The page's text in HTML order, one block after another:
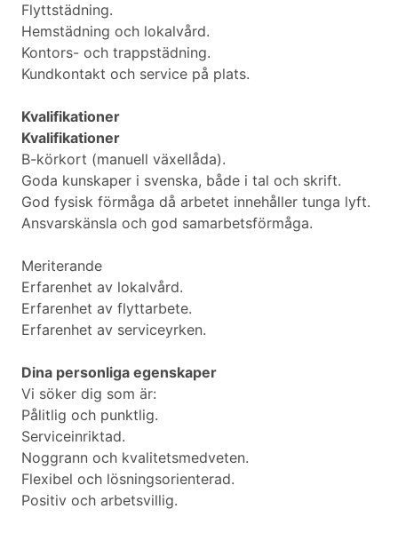
Flyttstädning.
Hemstädning och lokalvård.
Kontors- och trappstädning.
Kundkontakt och service på plats.
Kvalifikationer
Kvalifikationer
B-körkort (manuell växellåda).
Goda kunskaper i svenska, både i tal och skrift.
God fysisk förmåga då arbetet innehåller tunga lyft.
Ansvarskänsla och god samarbetsförmåga.
Meriterande
Erfarenhet av lokalvård.
Erfarenhet av flyttarbete.
Erfarenhet av serviceyrken.
Dina personliga egenskaper
Vi söker dig som är:
Pålitlig och punktlig.
Serviceinriktad.
Noggrann och kvalitetsmedveten.
Flexibel och lösningsorienterad.
Positiv och arbetsvillig.